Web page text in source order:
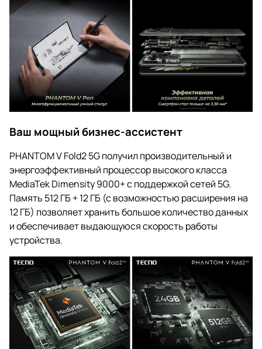
Ваш мощный бизнес-ассистент
PHANTOM V Fold2 5G получил производительный и
энергоэффективный процессор высокого класса
MediaTek Dimensity 9000+ с поддержкой сетей 5G.
Память 512 ГБ + 12 ГБ (с возможностью расширения на
12 ГБ) позволяет хранить большое количество данных
и обеспечивает выдающуюся скорость работы
устройства.